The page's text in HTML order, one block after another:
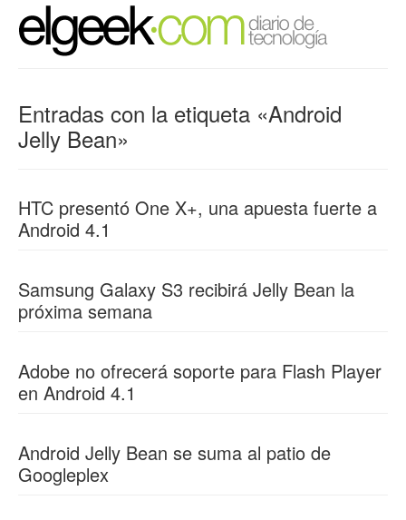
Entradas con la etiqueta «Android
Jelly Bean»
HTC presentó One X+, una apuesta fuerte a
Android 4.1
Samsung Galaxy S3 recibirá Jelly Bean la
próxima semana
Adobe no ofrecerá soporte para Flash Player
en Android 4.1
Android Jelly Bean se suma al patio de
Googleplex